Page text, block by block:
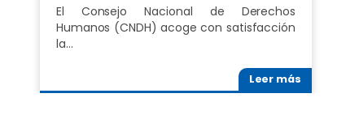
El Consejo Nacional de Derechos
Humanos (CNDH) acoge con satisfacción
la…
Leer más